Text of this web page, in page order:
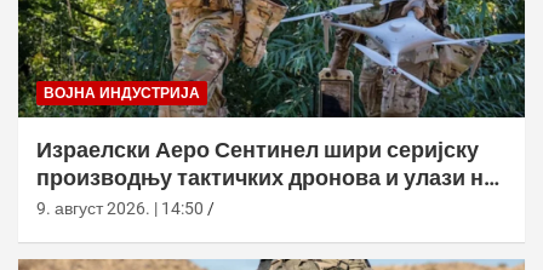
ВОЈНА ИНДУСТРИЈА
Израелски Аеро Сентинел шири серијску
производњу тактичких дронова и улази на
нова тржишта
9. август 2026. | 14:50